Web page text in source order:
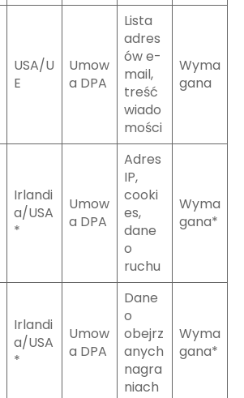
USA/U
E
Umow
a DPA
Lista
adres
ów e-
mail,
treść
wiado
mości
Wyma
gana
Irlandi
a/USA
*
Umow
a DPA
Adres
IP,
cooki
es,
dane
o
ruchu
Wyma
gana*
Irlandi
a/USA
*
Umow
a DPA
Dane
o
obejrz
anych
nagra
niach
Wyma
gana*